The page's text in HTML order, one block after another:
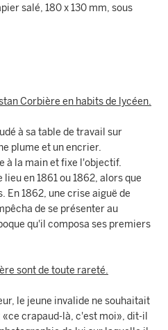
salé, 180 x 130 mm, sous
Corbière en habits de lycéen.
à sa table de travail sur
plume et un encrier.
à la main et fixe l'objectif.
en 1861 ou 1862, alors que
En 1862, une crise aiguë de
de se présenter au
qu'il composa ses premiers
sont de toute rareté.
le jeune invalide ne souhaitait
crapaud-là, c'est moi», dit-il